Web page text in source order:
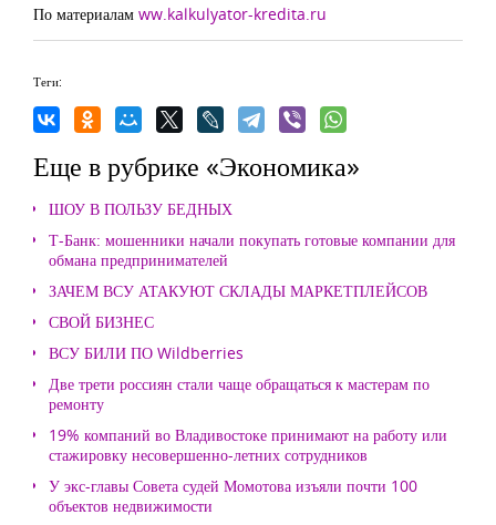
По материалам ww.kalkulyator-kredita.ru
Теги:
Еще в рубрике «Экономика»
ШОУ В ПОЛЬЗУ БЕДНЫХ
Т-Банк: мошенники начали покупать готовые компании для
обмана предпринимателей
ЗАЧЕМ ВСУ АТАКУЮТ СКЛАДЫ МАРКЕТПЛЕЙСОВ
СВОЙ БИЗНЕС
ВСУ БИЛИ ПО Wildberries
Две трети россиян стали чаще обращаться к мастерам по
ремонту
19% компаний во Владивостоке принимают на работу или
стажировку несовершенно-летних сотрудников
У экс-главы Совета судей Момотова изъяли почти 100
объектов недвижимости